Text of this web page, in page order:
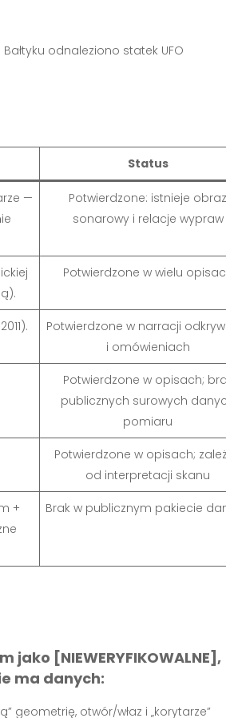
Status
—
Potwierdzone: istnieje obraz
sonarowy i relacje wypraw
Potwierdzone w wielu
Potwierdzone w narracji
i omówieniach
Potwierdzone w opisach;
publicznych surowych
pomiaru
Potwierdzone w opisach;
od interpretacji skanu
+
Brak w publicznym pakiecie
jako [NIEWERYFIKOWALNE],
ma danych:
geometrię, otwór/właz i „korytarze”